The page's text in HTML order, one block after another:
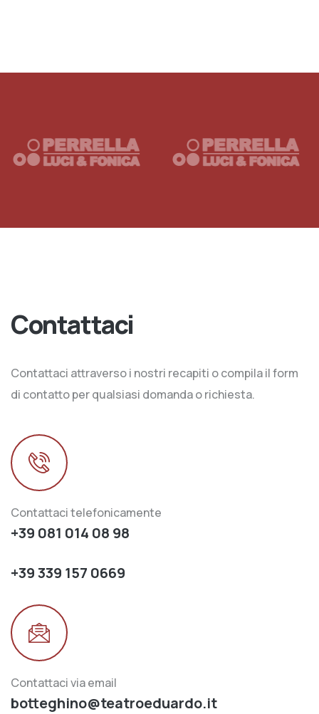
Contattaci
Contattaci attraverso i nostri recapiti o compila il form
di contatto per qualsiasi domanda o richiesta.
Contattaci telefonicamente
+39 081 014 08 98
+39 339 157 0669
Contattaci via email
botteghino@teatroeduardo.it